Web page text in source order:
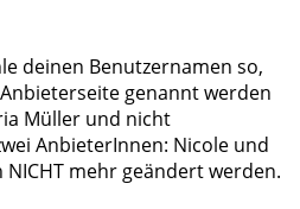
deinen Benutzernamen so,
genannt werden
Müller und nicht
AnbieterInnen: Nicole und
mehr geändert werden.